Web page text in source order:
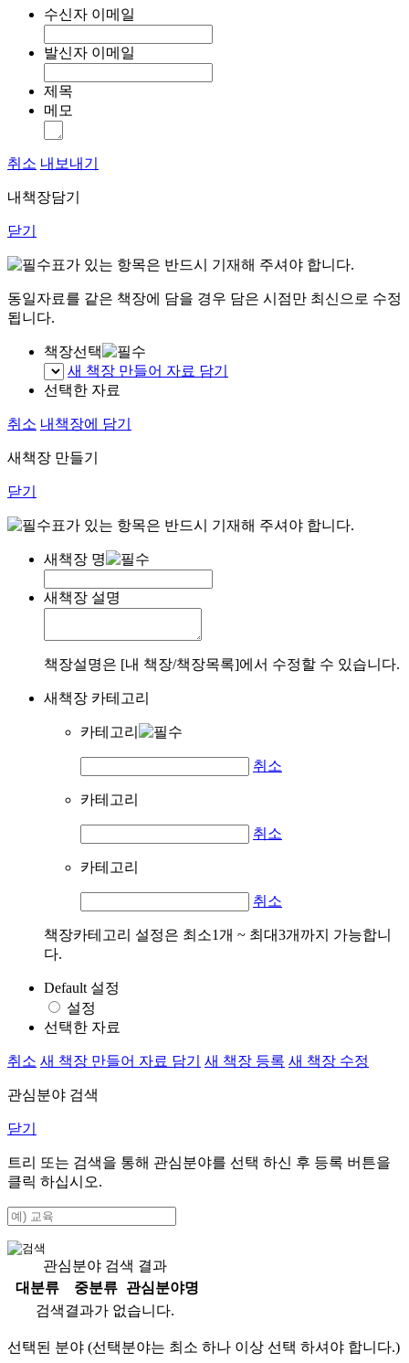
수신자 이메일
발신자 이메일
제목
메모
취소 내보내기
내책장담기
닫기
표가 있는 항목은 반드시 기재해 주셔야 합니다.
동일자료를 같은 책장에 담을 경우 담은 시점만 최신으로 수정
됩니다.
책장선택
새 책장 만들어 자료 담기
선택한 자료
취소 내책장에 담기
새책장 만들기
닫기
표가 있는 항목은 반드시 기재해 주셔야 합니다.
새책장 명
새책장 설명
책장설명은 [내 책장/책장목록]에서 수정할 수 있습니다.
새책장 카테고리
카테고리
취소
카테고리
취소
카테고리
취소
책장카테고리 설정은 최소1개 ~ 최대3개까지 가능합니
다.
Default 설정
설정
선택한 자료
취소 새 책장 만들어 자료 담기 새 책장 등록 새 책장 수정
관심분야 검색
닫기
트리 또는 검색을 통해 관심분야를 선택 하신 후 등록 버튼을
클릭 하십시오.
관심분야 검색 결과
대분류
중분류
관심분야명
검색결과가 없습니다.
선택된 분야 (선택분야는 최소 하나 이상 선택 하셔야 합니다.)